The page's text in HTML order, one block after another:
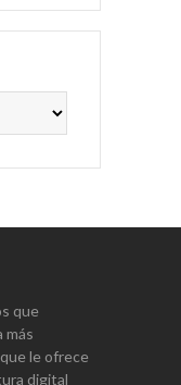
que
más
le ofrece
digital